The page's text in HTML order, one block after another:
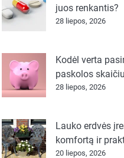
juos renkantis?
28 liepos, 2026
Kodėl verta
paskolos
28 liepos, 2026
Lauko erdvės
komfortą ir
20 liepos, 2026